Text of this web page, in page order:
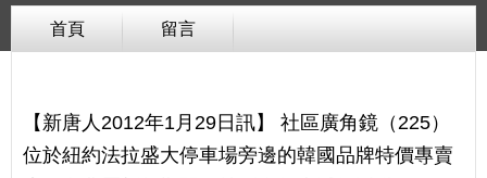
首頁 留言
【新唐人2012年1月29日訊】 社區廣角鏡（225）
位於紐約法拉盛大停車場旁邊的韓國品牌特價專賣